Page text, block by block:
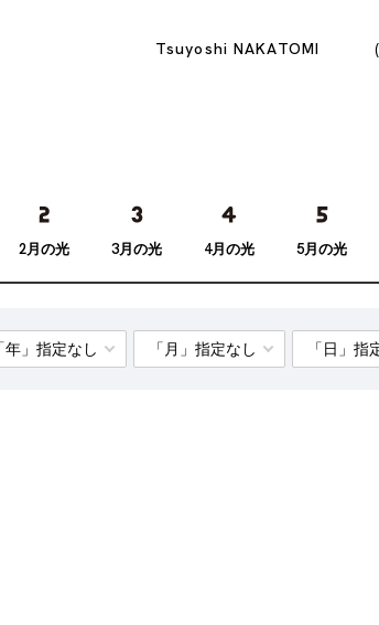
Tsuyoshi NAKATOMI
2月の光 3月の光 4月の光 5月の光